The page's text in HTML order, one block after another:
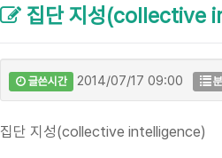
집단 지성(collective
글쓴시간 2014/07/17 09:00
집단 지성(collective intelligence)